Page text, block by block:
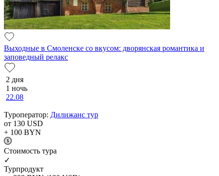
Выходные в Смоленске со вкусом: дворянская романтика и
заповедный релакс
2 дня
1 ночь
22.08
Туроператор: Дилижанс тур
от 130 USD
+ 100 BYN
Cтоимость тура
✓
Турпродукт